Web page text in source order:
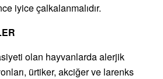
iyice çalkalanmalıdır.
olan hayvanlarda alerjik
ürtiker, akciğer ve larenks